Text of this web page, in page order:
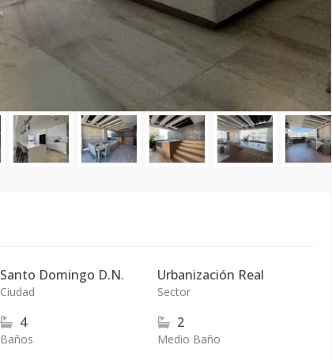
Santo Domingo D.N.
Ciudad
Urbanización Real
Sector
4
Baños
2
Medio Baño